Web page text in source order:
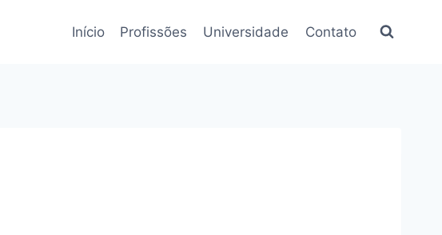
Início Profissões Universidade Contato